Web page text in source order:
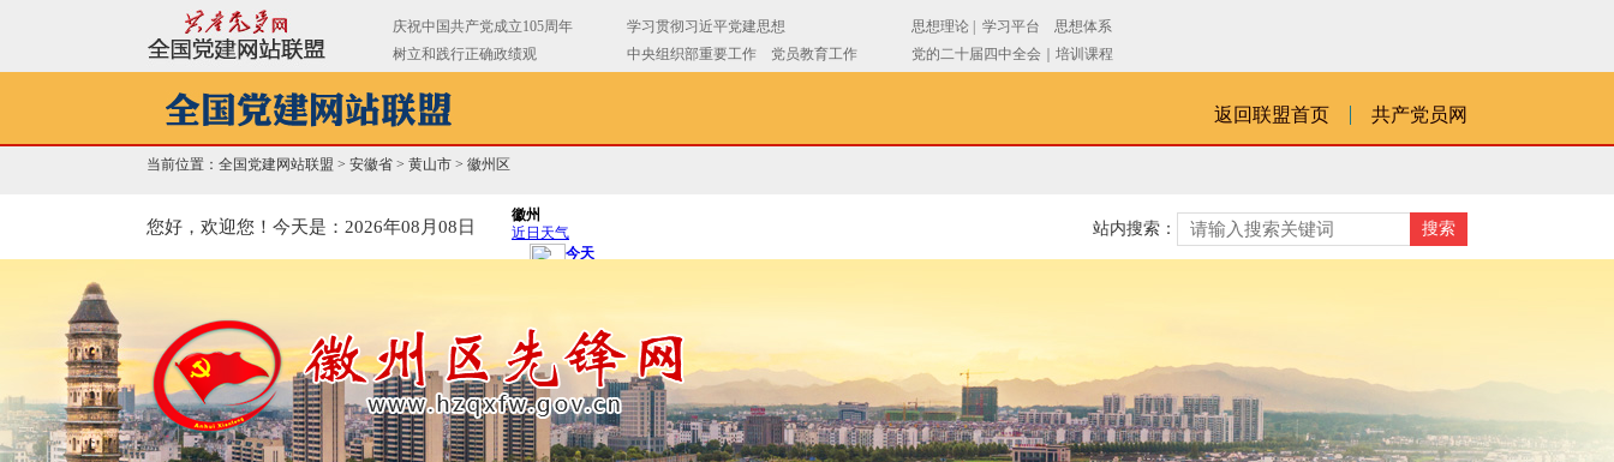
返回联盟首页 共产党员网
当前位置：全国党建网站联盟 > 安徽省 > 黄山市 > 徽州区
您好，欢迎您！ 今天是：2026年08月08日 站内搜索：